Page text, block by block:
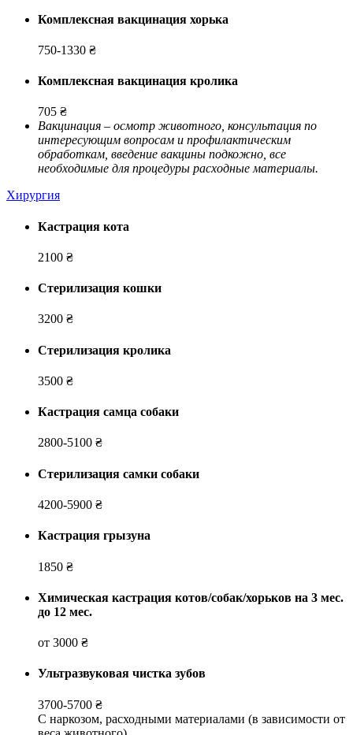
Комплексная вакцинация хорька
750-1330 ₴
Комплексная вакцинация кролика
705 ₴
Вакцинация – осмотр животного, консультация по
интересующим вопросам и профилактическим
обработкам, введение вакцины подкожно, все
необходимые для процедуры расходные материалы.
Хирургия
Кастрация кота
2100 ₴
Стерилизация кошки
3200 ₴
Стерилизация кролика
3500 ₴
Кастрация самца собаки
2800-5100 ₴
Стерилизация самки собаки
4200-5900 ₴
Кастрация грызуна
1850 ₴
Химическая кастрация котов/собак/хорьков на 3 мес.
до 12 мес.
от 3000 ₴
Ультразвуковая чистка зубов
3700-5700 ₴
С наркозом, расходными материалами (в зависимости от